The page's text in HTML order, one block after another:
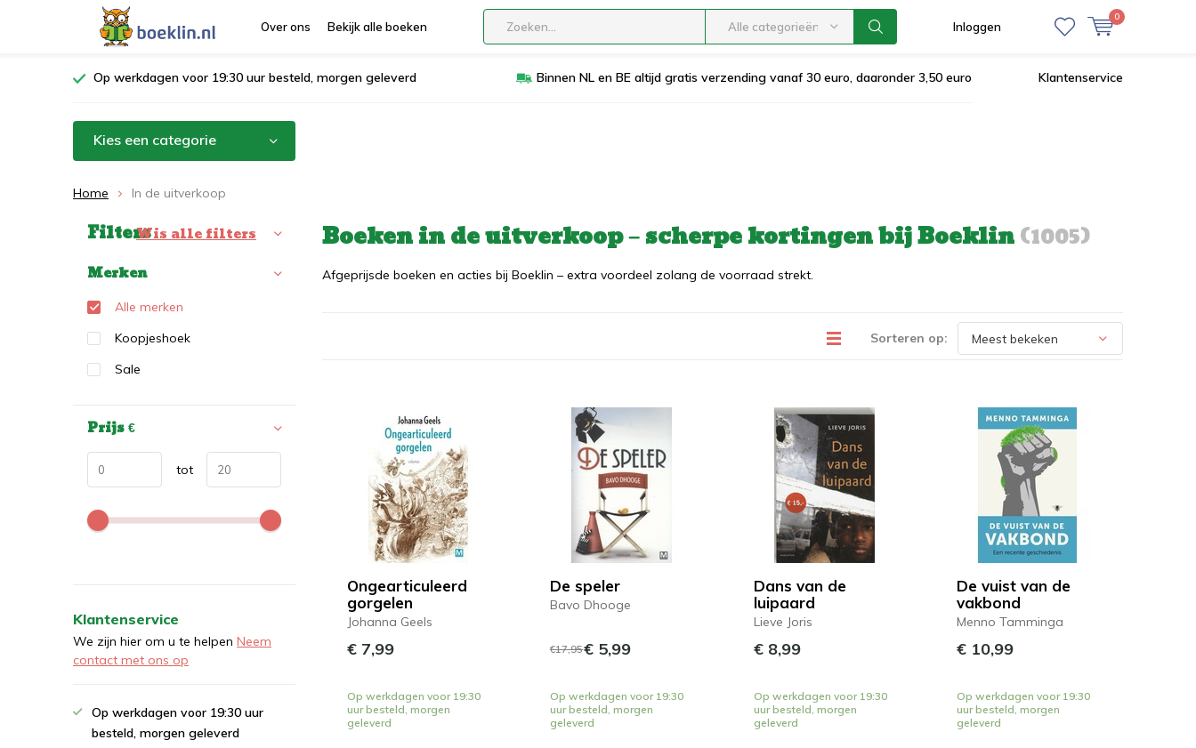
Over ons Bekijk alle boeken Alle categorieën Inloggen
0
Op werkdagen voor 19:30 uur besteld, morgen geleverd Binnen NL en BE altijd gratis verzending vanaf 30 euro, daaronder 3,50 euro Klantenservice
Kies een categorie
Home In de uitverkoop
Boeken in de uitverkoop – scherpe kortingen bij Boeklin(1005)
Afgeprijsde boeken en acties bij Boeklin – extra voordeel zolang de voorraad strekt.
Sorteren op:
Ongearticuleerd
gorgelen
Johanna Geels
€ 7,99
Op werkdagen voor 19:30
uur besteld, morgen
geleverd
De speler
Bavo Dhooge
€17,95€ 5,99
Op werkdagen voor 19:30
uur besteld, morgen
geleverd
Dans van de
luipaard
Lieve Joris
€ 8,99
Op werkdagen voor 19:30
uur besteld, morgen
geleverd
De vuist van de
vakbond
Menno Tamminga
€ 10,99
Op werkdagen voor 19:30
uur besteld, morgen
geleverd
Sorteren op:
FiltersWis alle filters
Merken
Alle merken
Koopjeshoek
Sale
Prijs€
tot
Klantenservice
We zijn hier om u te helpen Neem
contact met ons op
Op werkdagen voor 19:30 uur
besteld, morgen geleverd